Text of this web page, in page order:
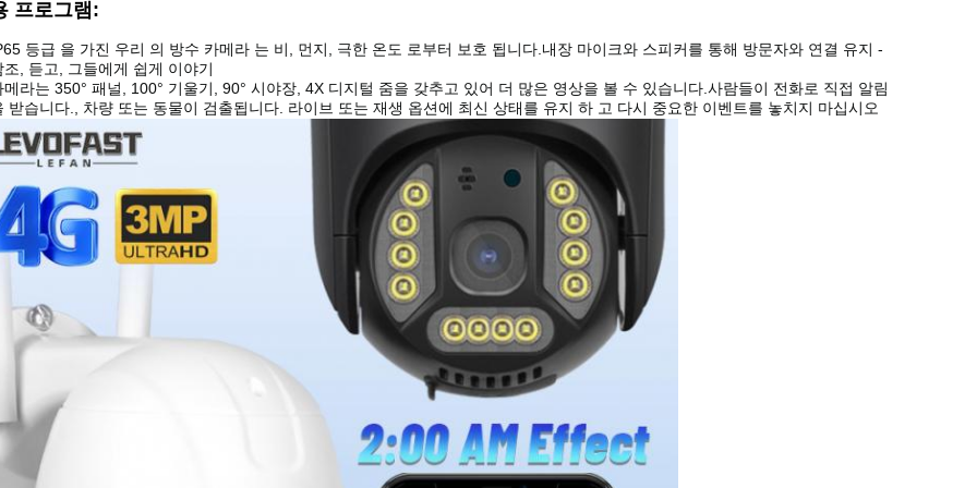
프로그램:
등급 을 가진 우리 의 방수 카메라 는 비, 먼지, 극한 온도 로부터 보호 됩니다.내장 마이크와 스피커를 통해 방문자와 연결 유지 -
조, 듣고, 그들에게 쉽게 이야기
메라는 350° 패널, 100° 기울기, 90° 시야장, 4X 디지털 줌을 갖추고 있어 더 많은 영상을 볼 수 있습니다.사람들이 전화로 직접 알림
받습니다., 차량 또는 동물이 검출됩니다. 라이브 또는 재생 옵션에 최신 상태를 유지 하 고 다시 중요한 이벤트를 놓치지 마십시오